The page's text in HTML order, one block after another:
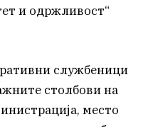
и одржливост“
службеници
столбови на
место